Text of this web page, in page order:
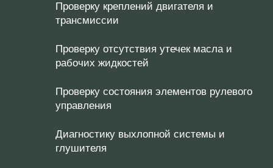
Проверку креплений двигателя и
трансмиссии
Проверку отсутствия утечек масла и
рабочих жидкостей
Проверку состояния элементов рулевого
управления
Диагностику выхлопной системы и
глушителя